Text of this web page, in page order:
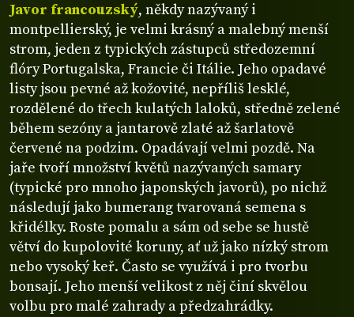
Javor francouzský, někdy nazývaný i
montpellierský, je velmi krásný a malebný menší
strom, jeden z typických zástupců středozemní
flóry Portugalska, Francie či Itálie. Jeho opadavé
listy jsou pevné až kožovité, nepříliš lesklé,
rozdělené do třech kulatých laloků, středně zelené
během sezóny a jantarově zlaté až šarlatově
červené na podzim. Opadávají velmi pozdě. Na
jaře tvoří množství květů nazývaných samary
(typické pro mnoho japonských javorů), po nichž
následují jako bumerang tvarovaná semena s
křidélky. Roste pomalu a sám od sebe se hustě
větví do kupolovité koruny, ať už jako nízký strom
nebo vysoký keř. Často se využívá i pro tvorbu
bonsají. Jeho menší velikost z něj činí skvělou
volbu pro malé zahrady a předzahrádky.